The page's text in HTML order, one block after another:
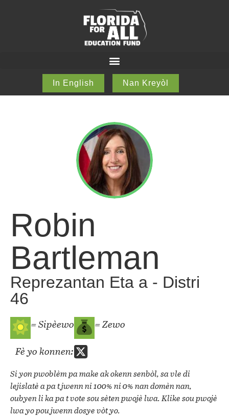
In English Nan Kreyòl
Robin
Bartleman
Reprezantan Eta a - Distri
46
= Sipèewo
= Zewo
Fè yo konnen:
Si yon pwoblèm pa make ak okenn senbòl, sa vle di
lejislatè a pa t jwenn ni 100% ni 0% nan domèn nan,
oubyen li ka pa t vote sou sèten pwojè lwa. Klike sou pwojè
lwa yo pou jwenn dosye vòt yo.